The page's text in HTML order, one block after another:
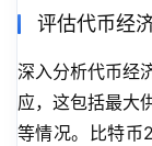
评估代币经
深入分析代币经
应，这包括最大
等情况。比特币